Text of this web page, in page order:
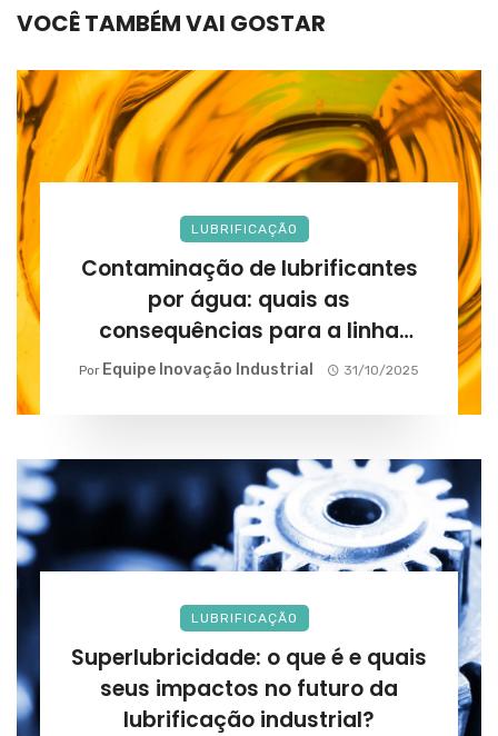
VOCÊ TAMBÉM VAI GOSTAR
LUBRIFICAÇÃO
Contaminação de lubrificantes
por água: quais as
consequências para a linha
produtiva?
Por Equipe Inovação Industrial 31/10/2025
LUBRIFICAÇÃO
Superlubricidade: o que é e quais
seus impactos no futuro da
lubrificação industrial?